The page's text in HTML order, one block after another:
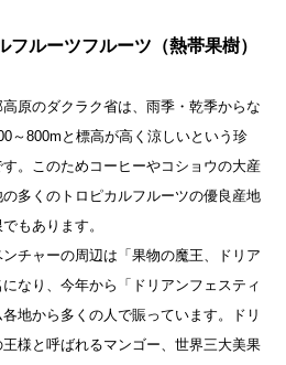
フルーツフルーツ（熱帯果樹）
原のダクラク省は、雨季・乾季からな
～800mと標高が高く涼しいという珍
。このためコーヒーやコショウの大産
多くのトロピカルフルーツの優良産地
もあります。
チャーの周辺は「果物の魔王、ドリア
なり、今年から「ドリアンフェスティ
地から多くの人で賑っています。
ドリ
様と呼ばれるマンゴー、世界三大美果